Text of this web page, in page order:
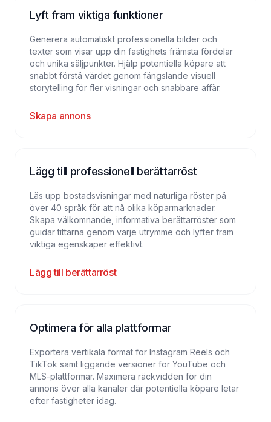
Lyft fram viktiga funktioner
Generera automatiskt professionella bilder och
texter som visar upp din fastighets främsta fördelar
och unika säljpunkter. Hjälp potentiella köpare att
snabbt förstå värdet genom fängslande visuell
storytelling för fler visningar och snabbare affär.
Skapa annons
Lägg till professionell berättarröst
Läs upp bostadsvisningar med naturliga röster på
över 40 språk för att nå olika köparmarknader.
Skapa välkomnande, informativa berättarröster som
guidar tittarna genom varje utrymme och lyfter fram
viktiga egenskaper effektivt.
Lägg till berättarröst
Optimera för alla plattformar
Exportera vertikala format för Instagram Reels och
TikTok samt liggande versioner för YouTube och
MLS-plattformar. Maximera räckvidden för din
annons över alla kanaler där potentiella köpare letar
efter fastigheter idag.